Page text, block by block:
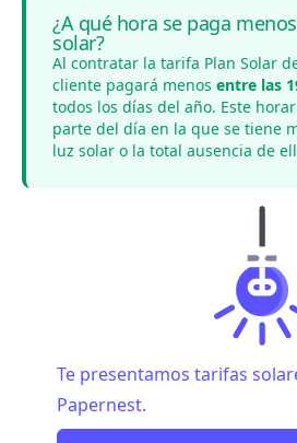
¿A qué hora se paga
solar?
Al contratar la tarifa Plan Solar
cliente pagará menos entre las
todos los días del año. Este
parte del día en la que se tiene
luz solar o la total ausencia de
Te presentamos tarifas
Papernest.